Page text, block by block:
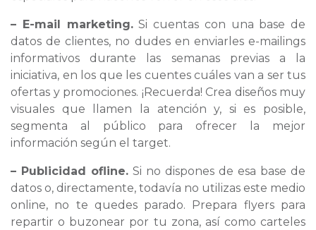
– E-mail marketing.Si cuentas con una base de
datos de clientes, no dudes en enviarles e-mailings
informativos durante las semanas previas a la
iniciativa, en los que les cuentes cuáles van a ser tus
ofertas y promociones. ¡Recuerda! Crea diseños muy
visuales que llamen la atención y, si es posible,
segmenta al público para ofrecer la mejor
información según el target.
– Publicidad ofline. Si no dispones de esa base de
datos o, directamente, todavía no utilizas este medio
online, no te quedes parado. Prepara flyers para
repartir o buzonear por tu zona, así como carteles